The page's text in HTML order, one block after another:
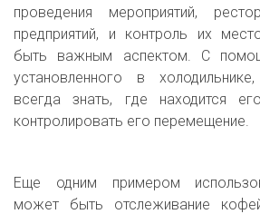
проведения мероприятий,
предприятий, и контроль их
быть важным аспектом. С
установленного в
всегда знать, где находится
контролировать его перемещение.
Еще одним примером
может быть отслеживание